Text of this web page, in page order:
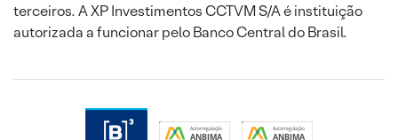
terceiros. A XP Investimentos CCTVM S/A é instituição
autorizada a funcionar pelo Banco Central do Brasil.